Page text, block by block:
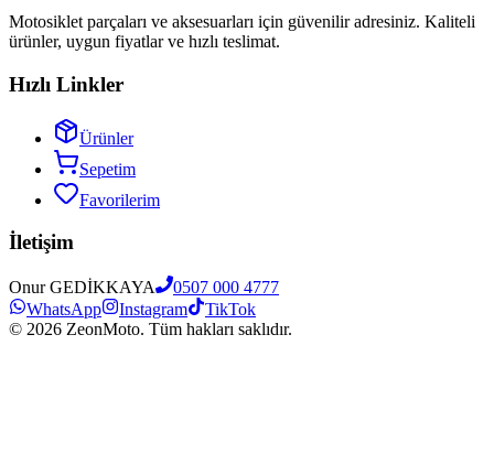
Motosiklet parçaları ve aksesuarları için güvenilir adresiniz. Kaliteli
ürünler, uygun fiyatlar ve hızlı teslimat.
Hızlı Linkler
Ürünler
Sepetim
Favorilerim
İletişim
Onur GEDİKKAYA
0507 000 4777
WhatsApp
Instagram
TikTok
© 2026 ZeonMoto. Tüm hakları saklıdır.